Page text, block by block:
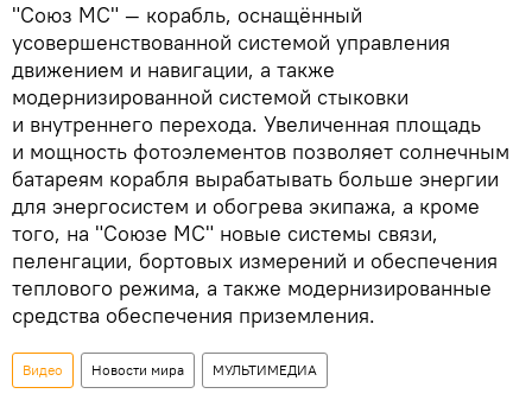
"Союз МС" — корабль, оснащённый
усовершенствованной системой управления
движением и навигации, а также
модернизированной системой стыковки
и внутреннего перехода. Увеличенная площадь
и мощность фотоэлементов позволяет солнечным
батареям корабля вырабатывать больше энергии
для энергосистем и обогрева экипажа, а кроме
того, на "Союзе МС" новые системы связи,
пеленгации, бортовых измерений и обеспечения
теплового режима, а также модернизированные
средства обеспечения приземления.
Видео Новости мира МУЛЬТИМЕДИА